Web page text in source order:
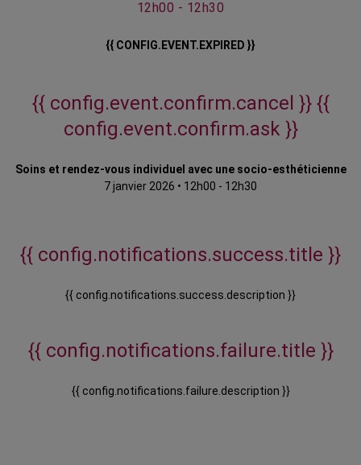
12h00 - 12h30
{{ CONFIG.EVENT.EXPIRED }}
{{ config.event.confirm.cancel }} {{
config.event.confirm.ask }}
Soins et rendez-vous individuel avec une socio-esthéticienne
7 janvier 2026 • 12h00 - 12h30
{{ config.notifications.success.title }}
{{ config.notifications.success.description }}
{{ config.notifications.failure.title }}
{{ config.notifications.failure.description }}